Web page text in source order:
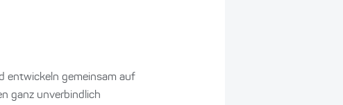
entwickeln gemeinsam auf
ganz unverbindlich